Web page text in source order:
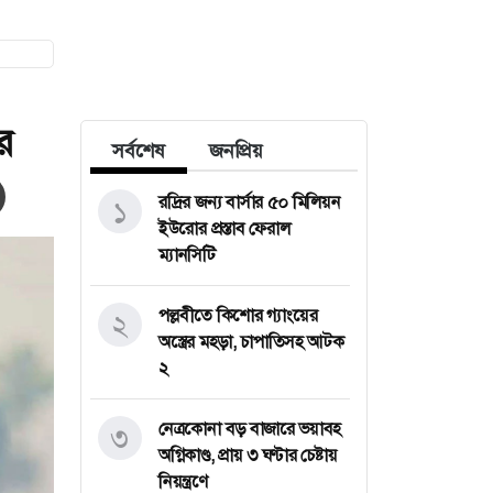
সর্বশেষ জনপ্রিয়
রদ্রির জন্য বার্সার ৫০ মিলিয়ন
ইউরোর প্রস্তাব ফেরাল
ম্যানসিটি
১
পল্লবীতে কিশোর গ্যাংয়ের
অস্ত্রের মহড়া, চাপাতিসহ আটক
২
২
নেত্রকোনা বড় বাজারে ভয়াবহ
অগ্নিকাণ্ড, প্রায় ৩ ঘণ্টার চেষ্টায়
নিয়ন্ত্রণে
৩